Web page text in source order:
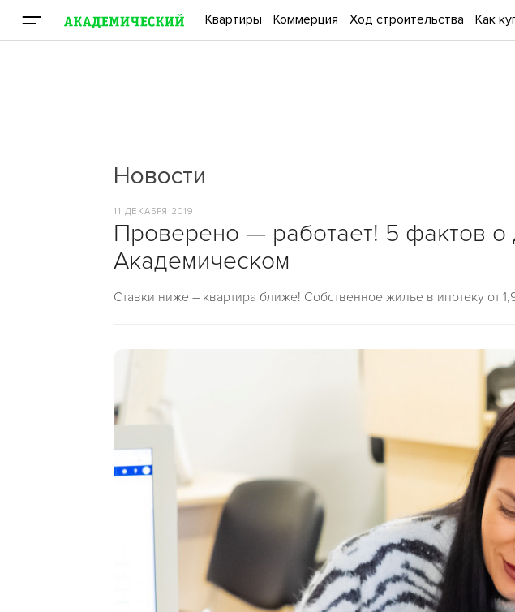
Квартиры Коммерция Ход строительства Как
Новости
11 ДЕКАБРЯ 2019
Проверено — работает! 5 фактов о
Академическом
Ставки ниже – квартира ближе! Собственное жилье в ипотеку от